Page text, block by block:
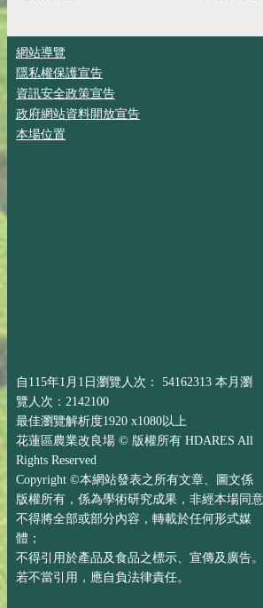
網站導覽
隱私權保護宣告
資訊安全政策宣告
政府網站資料開放宣告
本場位置
自115年1月1日瀏覽人次： 54162313 本月瀏
覽人次：2142100
最佳瀏覽解析度1920 x1080以上
花蓮區農業改良場 © 版權所有 HDARES All
Rights Reserved
Copyright ©本網站發表之所有文章、圖文係
版權所有，係為學術研究成果，非經本場同意
不得將全部或部分內容，轉載於任何形式媒
體；
不得引用於產品及食品之標示、宣傳及廣告。
若不當引用，應自負法律責任。